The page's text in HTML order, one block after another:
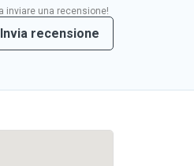
inviare una recensione!
Invia recensione